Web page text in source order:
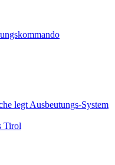
legt Ausbeutungs-System
Tirol